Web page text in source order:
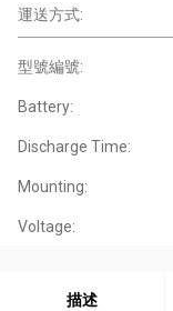
運送方式:
型號編號:
Battery:
Discharge Time:
Mounting:
Voltage:
描述